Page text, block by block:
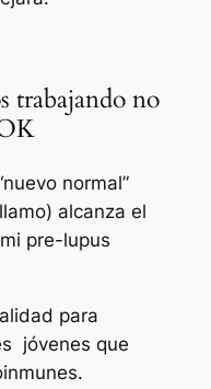
trabajando no
normal”
alcanza el
pre-lupus
para
jóvenes que